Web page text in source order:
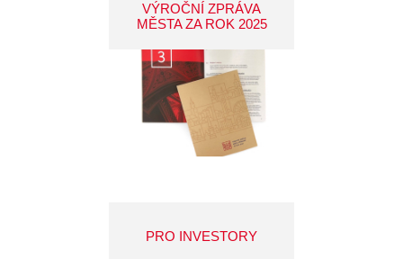
VÝROČNÍ ZPRÁVA
MĚSTA ZA ROK 2025
PRO INVESTORY